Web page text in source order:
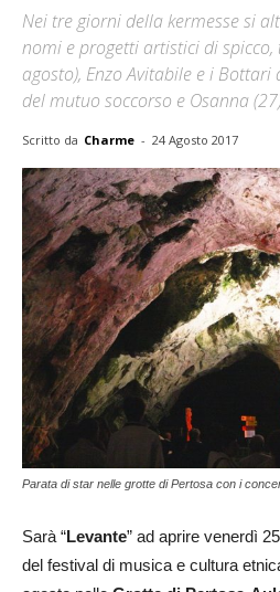
Nei tre giorni della kermesse si
nomi e progetti artistici di spicco,
agosto), Enzo Avitabile e i Bottari
del mutuo soccorso e Osanna
Scritto da Charme - 24 Agosto 2017
Parata di star nelle grotte di Pertosa con i
Sarà “Levante” ad aprire venerdì
del festival di musica e cultura